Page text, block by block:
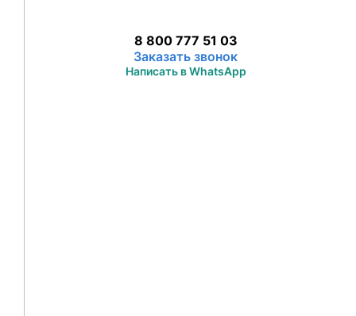
‎8 800 777 51 03
Заказать звонок
Написать в WhatsApp